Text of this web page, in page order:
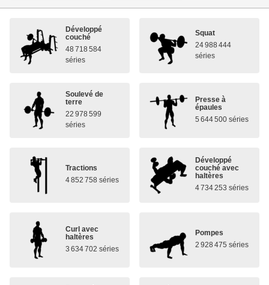
Développé
couché
48 718 584
séries
Squat
24 988 444
séries
Soulevé de
terre
22 978 599
séries
Presse à
épaules
5 644 500 séries
Tractions
4 852 758 séries
Développé
couché avec
haltères
4 734 253 séries
Curl avec
haltères
3 634 702 séries
Pompes
2 928 475 séries